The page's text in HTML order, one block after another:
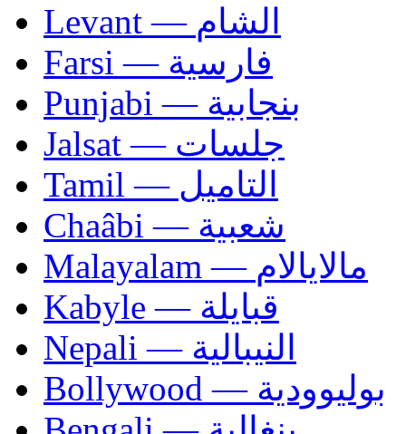
Levant — الشام
Farsi — فارسية
Punjabi — بنجابية
Jalsat — جلسات
Tamil — التاميل
Chaâbi — شعبية
Malayalam — مالايالام
Kabyle — قبايلة
Nepali — النيبالية
Bollywood — بوليوودية